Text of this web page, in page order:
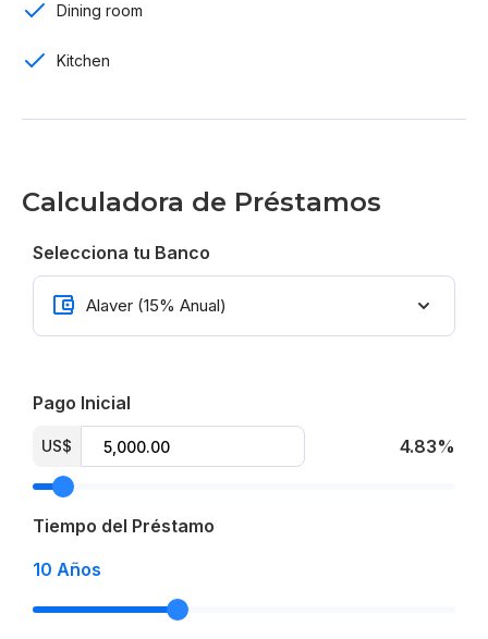
Cocinas modulares
Reserva con US$ 2,000
70% contra entrega
Entrega para Mayo 2026
From US$ 103,500
Dining room
Kitchen
Calculadora de Préstamos
Selecciona tu Banco
Pago Inicial
US$ 4.83%
Tiempo del Préstamo
10 Años